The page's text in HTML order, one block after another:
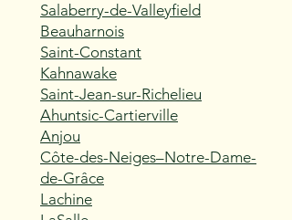
Salaberry-de-Valleyfield
Beauharnois
Saint-Constant
Kahnawake
Saint-Jean-sur-Richelieu
Ahuntsic-Cartierville
Anjou
Côte-des-Neiges–Notre-Dame-
de-Grâce
Lachine